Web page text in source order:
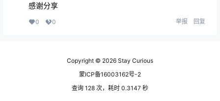
感谢分享
0 0 举报 回复
Copyright © 2026 Stay Curious
蒙ICP备16003162号-2
查询 128 次，耗时 0.3147 秒